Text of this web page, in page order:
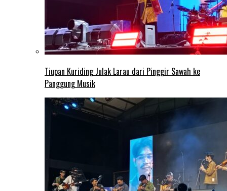
Tiupan Kuriding Julak Larau dari Pinggir Sawah ke
Panggung Musik